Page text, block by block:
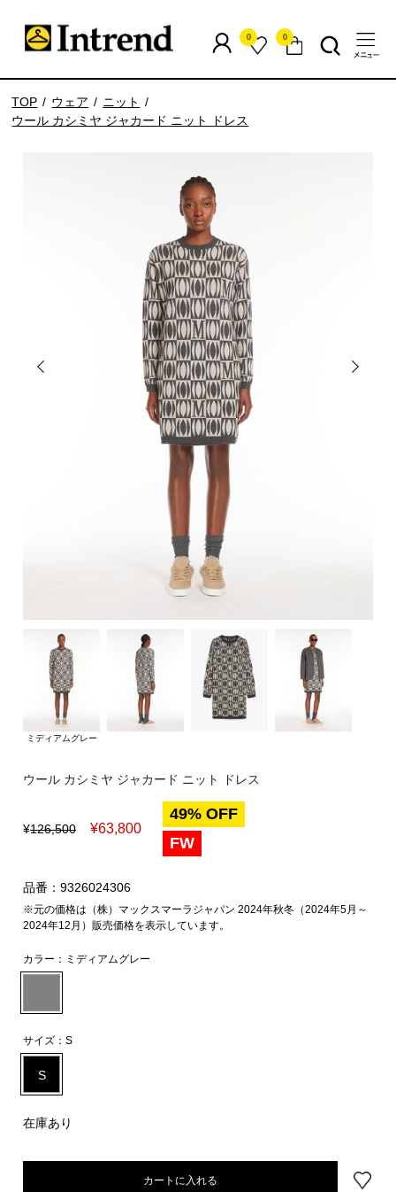
0 0
TOP ウェア
ニット
ウール カシミヤ ジャカード ニット ドレス
ミディアムグレー
ウール カシミヤ ジャカード ニット ドレス
¥126,500 ¥63,800
49% OFF
FW
品番：9326024306
※元の価格は（株）マックスマーラジャパン 2024年秋冬（2024年5月～
2024年12月）販売価格を表示しています。
カラー： ミディアムグレー
サイズ：S
S
在庫あり
カートに入れる